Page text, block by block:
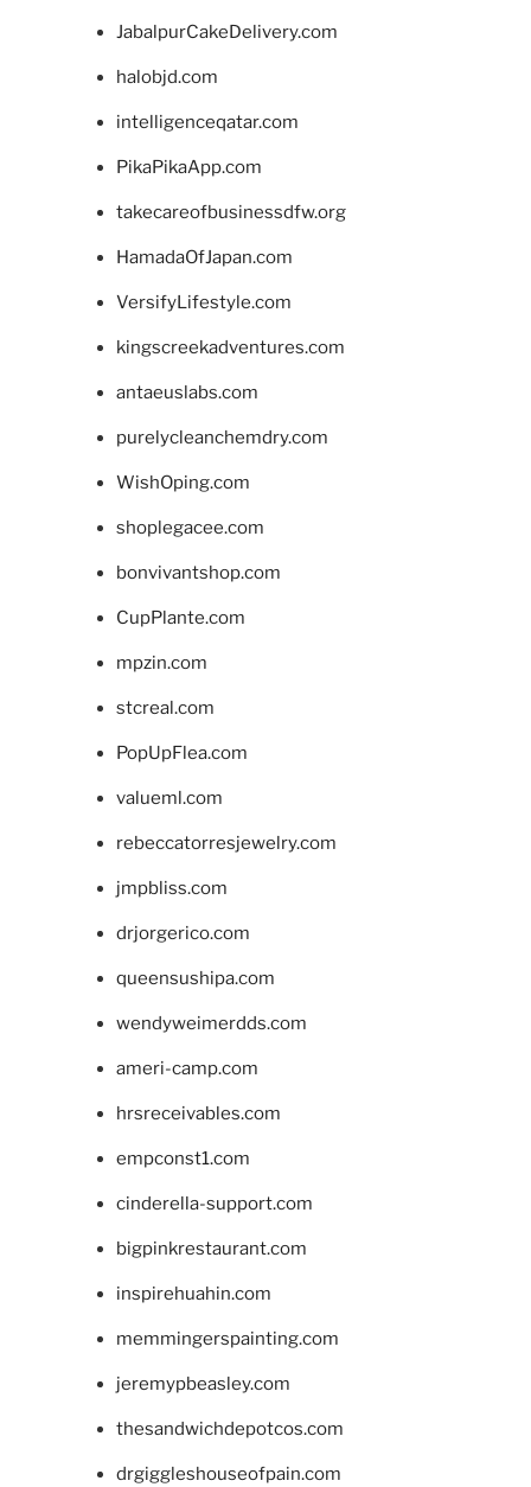
JabalpurCakeDelivery.com
halobjd.com
intelligenceqatar.com
PikaPikaApp.com
takecareofbusinessdfw.org
HamadaOfJapan.com
VersifyLifestyle.com
kingscreekadventures.com
antaeuslabs.com
purelycleanchemdry.com
WishOping.com
shoplegacee.com
bonvivantshop.com
CupPlante.com
mpzin.com
stcreal.com
PopUpFlea.com
valueml.com
rebeccatorresjewelry.com
jmpbliss.com
drjorgerico.com
queensushipa.com
wendyweimerdds.com
ameri-camp.com
hrsreceivables.com
empconst1.com
cinderella-support.com
bigpinkrestaurant.com
inspirehuahin.com
memmingerspainting.com
jeremypbeasley.com
thesandwichdepotcos.com
drgiggleshouseofpain.com